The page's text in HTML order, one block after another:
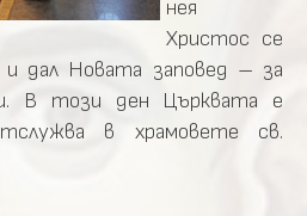
нея
Христос се
дал Новата заповед – за
В този ден Църквата е
в храмовете св.